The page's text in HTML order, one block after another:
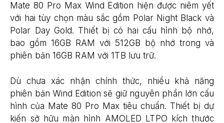
Mate 80 Pro Max Wind Edition hiện được niêm yết
với hai tùy chọn màu sắc gồm Polar Night Black và
Polar Day Gold. Thiết bị có hai cấu hình bộ nhớ,
bao gồm 16GB RAM với 512GB bộ nhớ trong và
phiên bản 16GB RAM với 1TB lưu trữ.
Dù chưa xác nhận chính thức, nhiều khả năng
phiên bản Wind Edition sẽ giữ nguyên phần lớn cấu
hình của Mate 80 Pro Max tiêu chuẩn. Thiết bị dự
kiến sở hữu màn hình AMOLED LTPO kích thước